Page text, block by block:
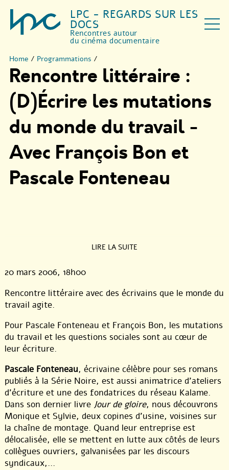
LPC - REGARDS SUR LES
DOCS
Rencontres autour
du cinéma documentaire
Home / Programmations /
Rencontre littéraire :
(D)Écrire les mutations
du monde du travail -
Avec François Bon et
Pascale Fonteneau
LIRE LA SUITE
20 mars 2006, 18h00
Rencontre littéraire avec des écrivains que le monde du
travail agite.
Pour Pascale Fonteneau et François Bon, les mutations
du travail et les questions sociales sont au cœur de
leur écriture.
Pascale Fonteneau, écrivaine célèbre pour ses romans
publiés à la Série Noire, est aussi animatrice d’ateliers
d’écriture et une des fondatrices du réseau Kalame.
Dans son dernier livre Jour de gloire, nous découvrons
Monique et Sylvie, deux copines d’usine, voisines sur
la chaîne de montage. Quand leur entreprise est
délocalisée, elle se mettent en lutte aux côtés de leurs
collègues ouvriers, galvanisées par les discours
syndicaux,...